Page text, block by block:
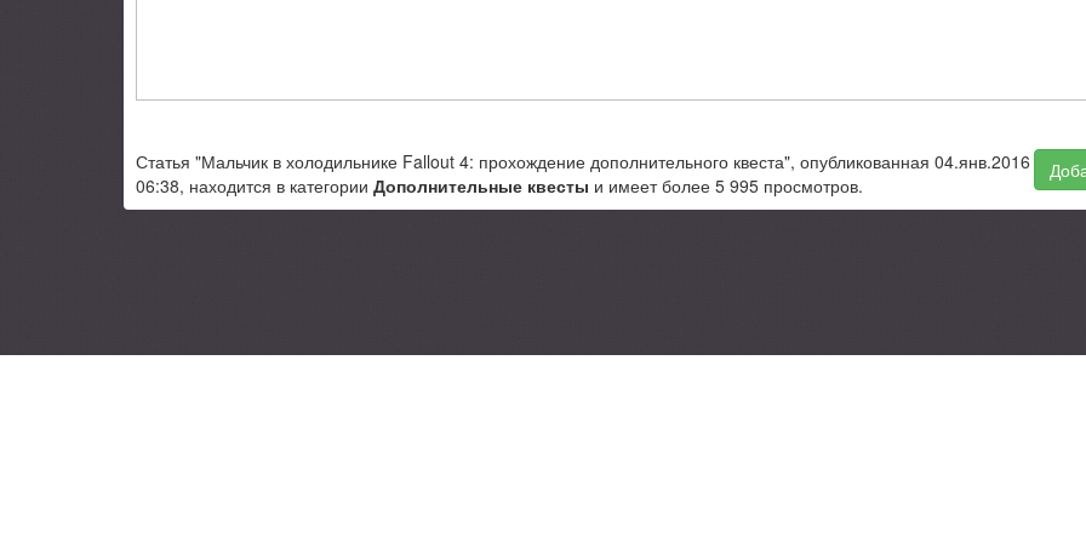
Статья "Мальчик в холодильнике Fallout 4: прохождение дополнительного квеста", опубликованная 04.янв.2016
06:38, находится в категории Дополнительные квесты и имеет более 5 995 просмотров.